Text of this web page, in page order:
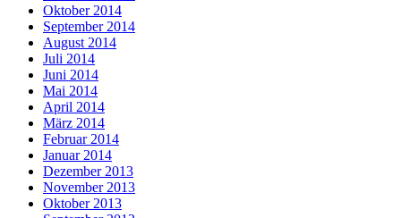
Oktober 2014
September 2014
August 2014
Juli 2014
Juni 2014
Mai 2014
April 2014
März 2014
Februar 2014
Januar 2014
Dezember 2013
November 2013
Oktober 2013